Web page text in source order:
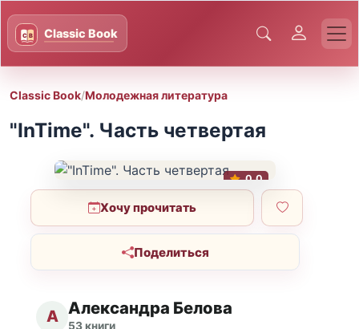
Classic Book/Молодежная литература
"InTime". Часть четвертая
0.0
Хочу прочитать
Поделиться
А Александра Белова
53 книги